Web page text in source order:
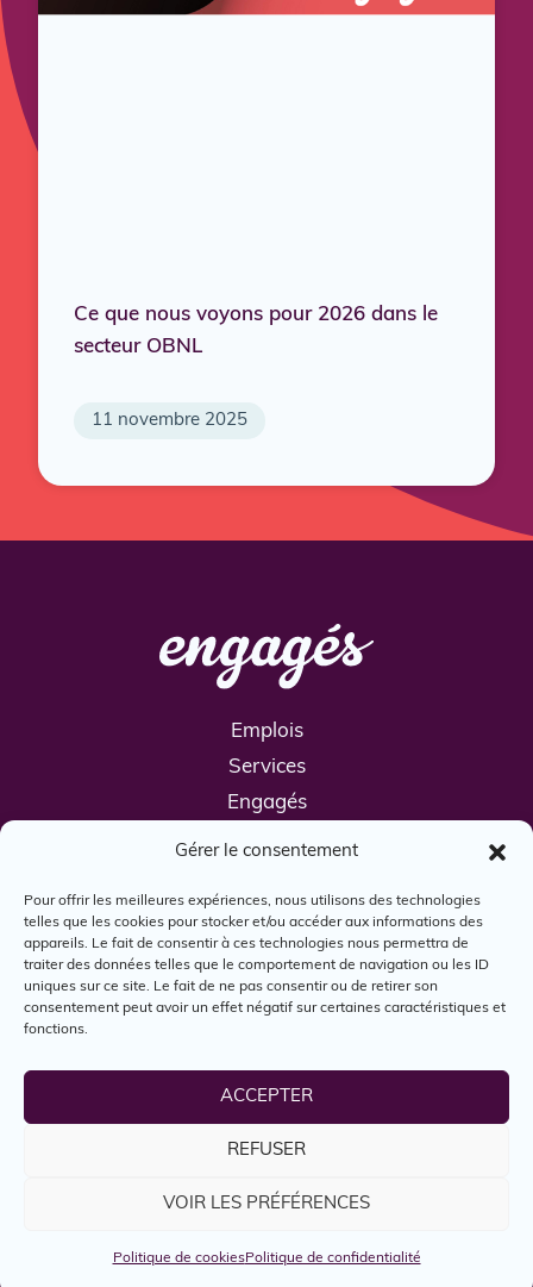
Gérer le consentement
Pour offrir les meilleures expériences, nous utilisons des technologies
telles que les cookies pour stocker et/ou accéder aux informations des
appareils. Le fait de consentir à ces technologies nous permettra de
traiter des données telles que le comportement de navigation ou les ID
uniques sur ce site. Le fait de ne pas consentir ou de retirer son
consentement peut avoir un effet négatif sur certaines caractéristiques et
fonctions.
ACCEPTER
REFUSER
VOIR LES PRÉFÉRENCES
Politique de cookiesPolitique de confidentialité
Ce que nous voyons pour 2026 dans le
secteur OBNL
11 novembre 2025
Emplois
Services
Engagés
Boîte à outils